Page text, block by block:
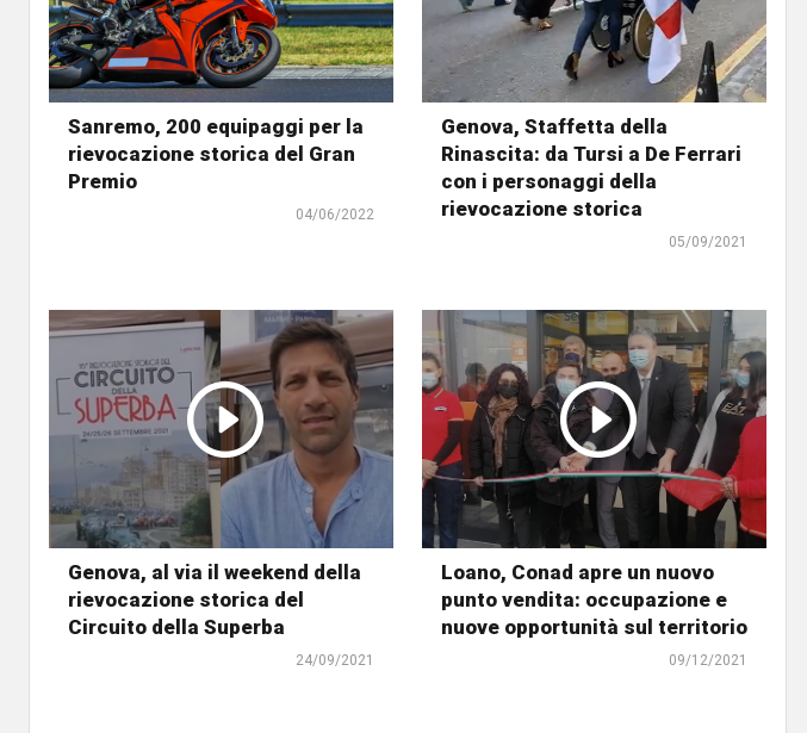
Sanremo, 200 equipaggi per la
rievocazione storica del Gran
Premio
04/06/2022
Genova, Staffetta della
Rinascita: da Tursi a De Ferrari
con i personaggi della
rievocazione storica
05/09/2021
Genova, al via il weekend della
rievocazione storica del
Circuito della Superba
24/09/2021
Loano, Conad apre un nuovo
punto vendita: occupazione e
nuove opportunità sul territorio
09/12/2021